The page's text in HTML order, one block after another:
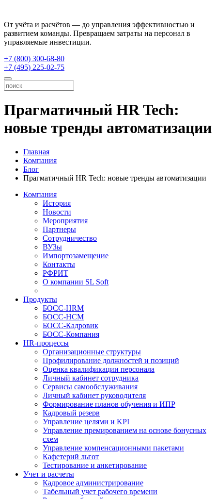
От учёта и расчётов — до управления эффективностью и
развитием команды. Превращаем затраты на персонал в
управляемые инвестиции.
+7 (800) 300-68-80
+7 (495) 225-02-75
Прагматичный HR Tech:
новые тренды автоматизации
Главная
Компания
Блог
Прагматичный HR Tech: новые тренды автоматизации
Компания
История
Новости
Мероприятия
Партнеры
Сотрудничество
ВУЗы
Импортозамещение
Контакты
РФРИТ
О компании SL Soft
Продукты
БОСС-HRM
БОСС-HCM
БОСС-Кадровик
БОСС-Компания
HR-процессы
Организационные структуры
Профилирование должностей и позиций
Оценка квалификации персонала
Личный кабинет сотрудника
Сервисы самообслуживания
Личный кабинет руководителя
Формирование планов обучения и ИПР
Кадровый резерв
Управление целями и KPI
Управление премированием на основе бонусных
схем
Управление компенсационными пакетами
Кафетерий льгот
Тестирование и анкетирование
Учет и расчеты
Кадровое администрирование
Табельный учет рабочего времени